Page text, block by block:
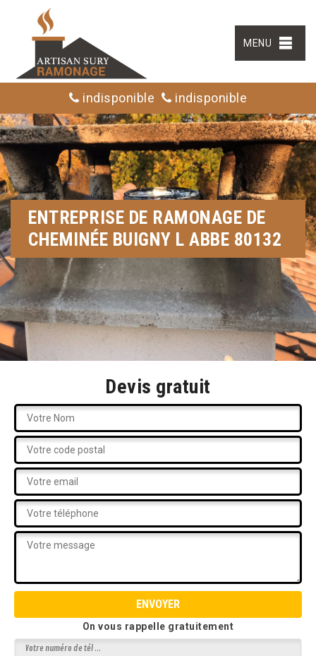
MENU
indisponible indisponible
ENTREPRISE DE RAMONAGE DE
CHEMINÉE BUIGNY L ABBE 80132
Devis gratuit
On vous rappelle gratuitement